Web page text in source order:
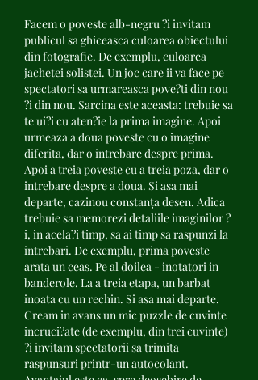
Facem o poveste alb-negru ?i invitam
publicul sa ghiceasca culoarea obiectului
din fotografie. De exemplu, culoarea
jachetei solistei. Un joc care ii va face pe
spectatori sa urmareasca pove?ti din nou
?i din nou. Sarcina este aceasta: trebuie sa
te ui?i cu aten?ie la prima imagine. Apoi
urmeaza a doua poveste cu o imagine
diferita, dar o intrebare despre prima.
Apoi a treia poveste cu a treia poza, dar o
intrebare despre a doua. Si asa mai
departe, cazinou constanța desen. Adica
trebuie sa memorezi detaliile imaginilor ?
i, in acela?i timp, sa ai timp sa raspunzi la
intrebari. De exemplu, prima poveste
arata un ceas. Pe al doilea - inotatori in
banderole. La a treia etapa, un barbat
inoata cu un rechin. Si asa mai departe.
Cream in avans un mic puzzle de cuvinte
incruci?ate (de exemplu, din trei cuvinte)
?i invitam spectatorii sa trimita
raspunsuri printr-un autocolant.